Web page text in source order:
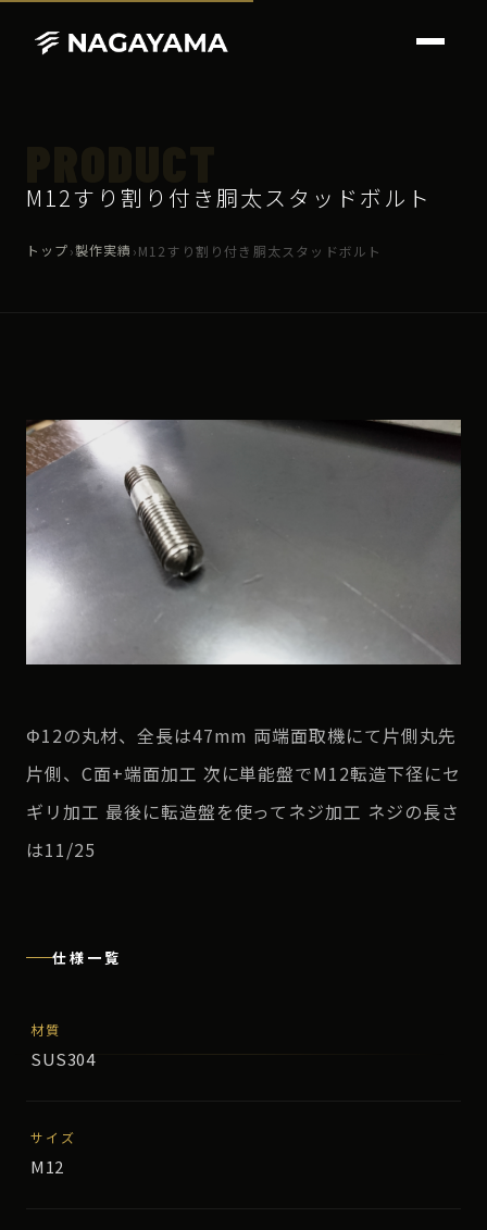
M12すり割り付き胴太スタッドボルト
トップ›製作実績 ›M12すり割り付き胴太スタッドボルト
Φ12の丸材、全長は47mm 両端面取機にて片側丸先
片側、C面+端面加工 次に単能盤でM12転造下径にセ
ギリ加工 最後に転造盤を使ってネジ加工 ネジの長さ
は11/25
仕様一覧
材質
SUS304
サイズ
M12